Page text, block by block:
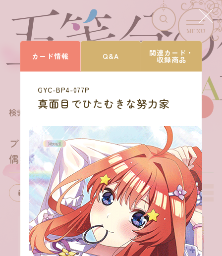
MENU
CARD LIST
カードを探す
検索結果 169件 商品を選びなおす
ブースターパック vol.4
偶然のない夏休み
カード情報 Q&A 関連カード・
収録商品
GYC-BP4-077P
真面目でひたむきな努力家